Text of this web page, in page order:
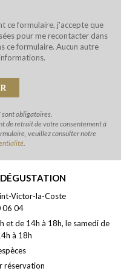
ce formulaire, j'accepte que
pour me recontacter dans
ce formulaire. Aucun autre
sont obligatoires.
de retrait de votre consentement à
veuillez consulter notre
Victor-la-Coste
06 04
et de 14h à 18h, le samedi de
à 18h
réservation